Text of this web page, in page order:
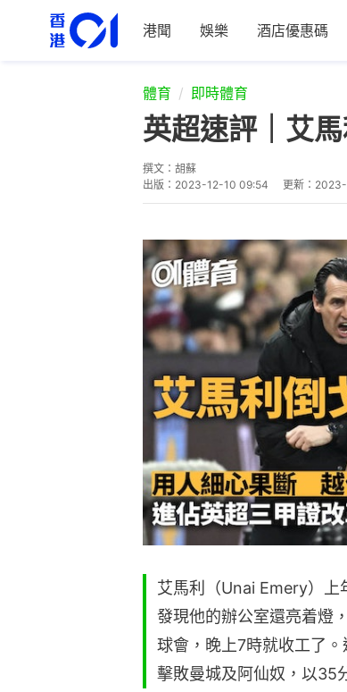
港聞 娛樂 酒店優惠碼
體育 即時體育
英超速評｜艾
撰文： 胡蘇
出版： 2023-12-10 09:54 更新：
艾馬利（Unai Emery）上
發現他的辦公室還亮着燈
球會，晚上7時就收工了
擊敗曼城及阿仙奴，以35